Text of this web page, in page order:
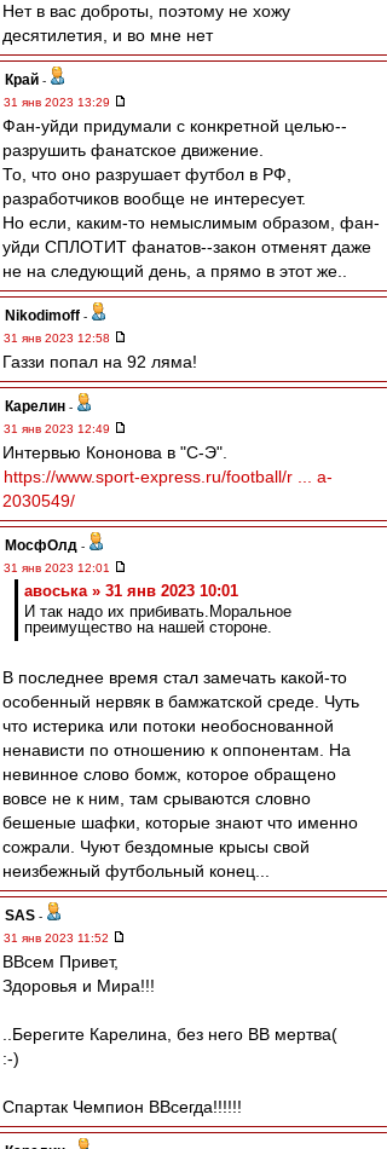
Нет в вас доброты, поэтому не хожу
десятилетия, и во мне нет
Край -
31 янв 2023 13:29
Фан-уйди придумали с конкретной целью--
разрушить фанатское движение.
То, что оно разрушает футбол в РФ,
разработчиков вообще не интересует.
Но если, каким-то немыслимым образом, фан-
уйди СПЛОТИТ фанатов--закон отменят даже
не на следующий день, а прямо в этот же..
Nikodimoff -
31 янв 2023 12:58
Газзи попал на 92 ляма!
Карелин -
31 янв 2023 12:49
Интервью Кононова в "С-Э".
https://www.sport-express.ru/football/r ... a-
2030549/
МосфОлд -
31 янв 2023 12:01
авоська » 31 янв 2023 10:01
И так надо их прибивать.Моральное
преимущество на нашей стороне.
В последнее время стал замечать какой-то
особенный нервяк в бамжатской среде. Чуть
что истерика или потоки необоснованной
ненависти по отношению к оппонентам. На
невинное слово бомж, которое обращено
вовсе не к ним, там срываются словно
бешеные шафки, которые знают что именно
сожрали. Чуют бездомные крысы свой
неизбежный футбольный конец...
SAS -
31 янв 2023 11:52
ВВсем Привет,
Здоровья и Мира!!!
..Берегите Карелина, без него ВВ мертва(
:-)
Спартак Чемпион ВВсегда!!!!!!